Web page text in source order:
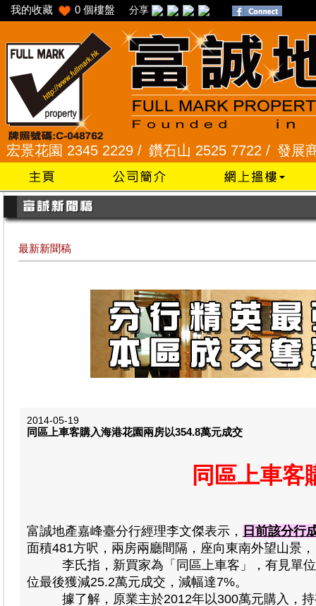
我的收藏 0 個樓盤 分享
2345 2229 /鑽石山 2525 7722 /發展商一手
最新新聞稿
2014-05-19
同區上車客購入海港花園兩房以354.8萬元成交
同區上車客
富誠地產嘉峰臺分行經理李文傑表示， 日前該分行
面積481方呎，兩房兩廳間隔，座向東南外望山景
李氏指，新買家為「同區上車客」，有見單位
位最後獲減25.2萬元成交，減幅達7%。
據了解，原業主於2012年以300萬元購入，持